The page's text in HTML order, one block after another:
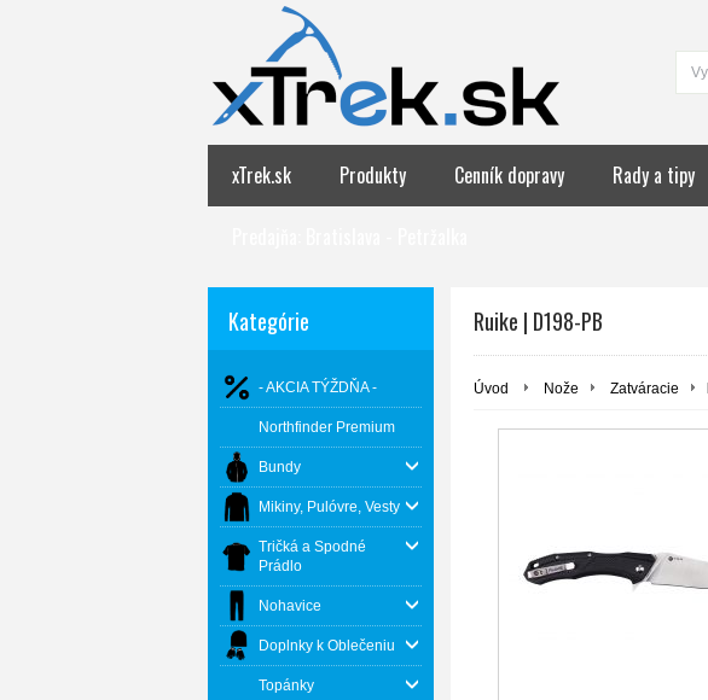
xTrek.sk Produkty Cenník dopravy Rady a tipy
Kategórie
- AKCIA TÝŽDŇA -
Northfinder Premium
Bundy
Mikiny, Pulóvre, Vesty
Tričká a Spodné
Prádlo
Nohavice
Doplnky k Oblečeniu
Topánky
Ruike | D198-PB
Úvod Nože Zatváracie